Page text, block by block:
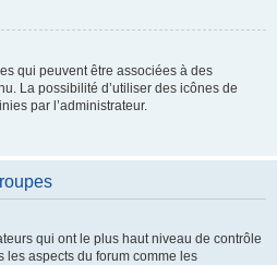
qui peuvent être associées à des
La possibilité d’utiliser des icônes de
par l’administrateur.
qui ont le plus haut niveau de contrôle
les aspects du forum comme les